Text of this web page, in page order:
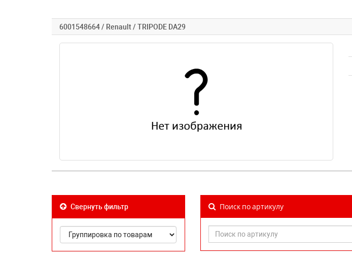
6001548664 / Renault / TRIPODE DA29
Свернуть фильтр Поиск по артикулу